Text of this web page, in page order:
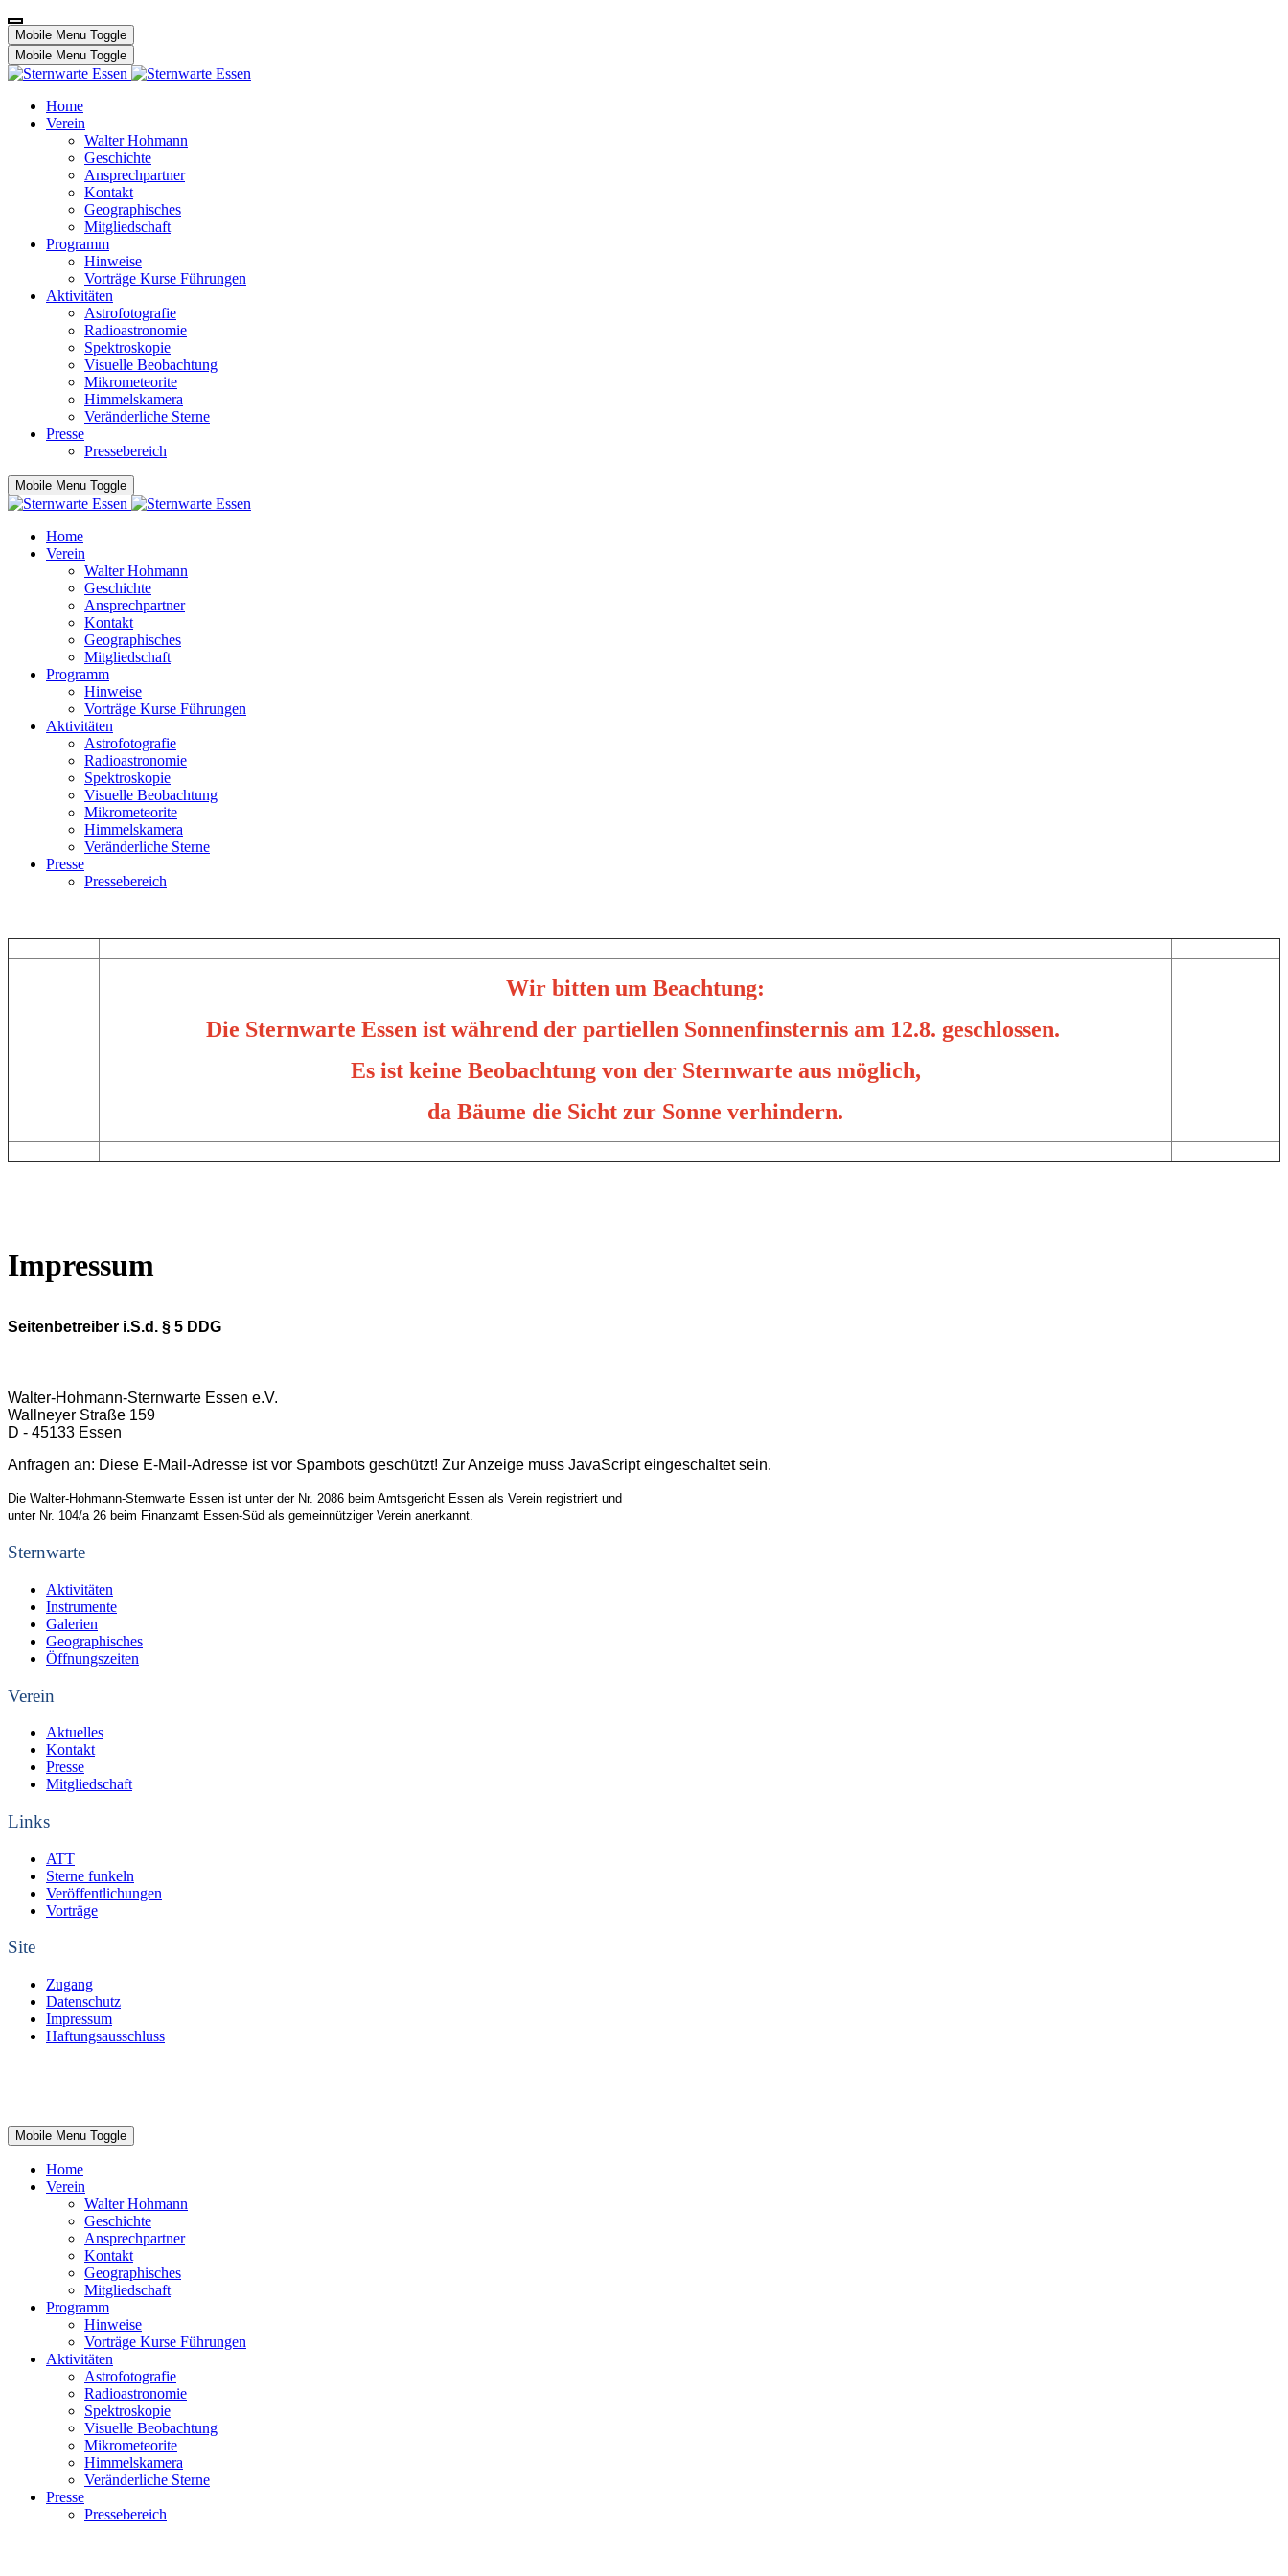
Mobile Menu Toggle
Mobile Menu Toggle
Home
Verein
Walter Hohmann
Geschichte
Ansprechpartner
Kontakt
Geographisches
Mitgliedschaft
Programm
Hinweise
Vorträge Kurse Führungen
Aktivitäten
Astrofotografie
Radioastronomie
Spektroskopie
Visuelle Beobachtung
Mikrometeorite
Himmelskamera
Veränderliche Sterne
Presse
Pressebereich
Mobile Menu Toggle
Home
Verein
Walter Hohmann
Geschichte
Ansprechpartner
Kontakt
Geographisches
Mitgliedschaft
Programm
Hinweise
Vorträge Kurse Führungen
Aktivitäten
Astrofotografie
Radioastronomie
Spektroskopie
Visuelle Beobachtung
Mikrometeorite
Himmelskamera
Veränderliche Sterne
Presse
Pressebereich
Wir bitten um Beachtung:
Die Sternwarte Essen ist während der partiellen Sonnenfinsternis am 12.8. geschlossen.
Es ist keine Beobachtung von der Sternwarte aus möglich,
da Bäume die Sicht zur Sonne verhindern.
Impressum
Seitenbetreiber i.S.d. § 5 DDG
Walter-Hohmann-Sternwarte Essen e.V.
Wallneyer Straße 159
D - 45133 Essen
Anfragen an: Diese E-Mail-Adresse ist vor Spambots geschützt! Zur Anzeige muss JavaScript eingeschaltet sein.
Die Walter-Hohmann-Sternwarte Essen ist unter der Nr. 2086 beim Amtsgericht Essen als Verein registriert und
unter Nr. 104/a 26 beim Finanzamt Essen-Süd als gemeinnütziger Verein anerkannt.
Sternwarte
Aktivitäten
Instrumente
Galerien
Geographisches
Öffnungszeiten
Verein
Aktuelles
Kontakt
Presse
Mitgliedschaft
Links
ATT
Sterne funkeln
Veröffentlichungen
Vorträge
Site
Zugang
Datenschutz
Impressum
Haftungsausschluss
Mobile Menu Toggle
Home
Verein
Walter Hohmann
Geschichte
Ansprechpartner
Kontakt
Geographisches
Mitgliedschaft
Programm
Hinweise
Vorträge Kurse Führungen
Aktivitäten
Astrofotografie
Radioastronomie
Spektroskopie
Visuelle Beobachtung
Mikrometeorite
Himmelskamera
Veränderliche Sterne
Presse
Pressebereich